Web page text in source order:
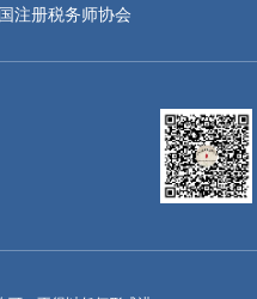
注册税务师协会